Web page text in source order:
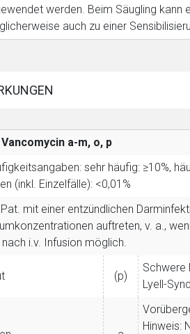
werden. Beim Säugling kann
auch zu einer
Vancomycin a-m, o, p
sehr häufig: ≥10%,
(inkl. Einzelfälle): <0,01%
mit einer entzündlichen
auftreten, v. a.,
i.v. Infusion möglich.
(p)
Schwere
Lyell-
Hinweis: